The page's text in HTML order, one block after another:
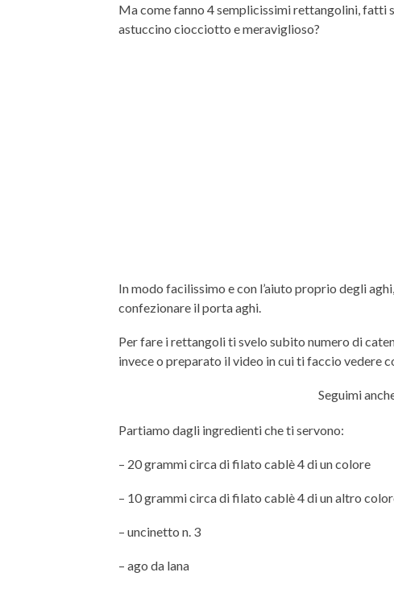
Ma come fanno 4 semplicissimi rettangolini, fatti
astuccino ciocciotto e meraviglioso?
In modo facilissimo e con l’aiuto proprio degli
confezionare il porta aghi.
Per fare i rettangoli ti svelo subito numero di
invece o preparato il video in cui ti faccio vedere
Seguimi
Partiamo dagli ingredienti che ti servono:
– 20 grammi circa di filato cablè 4 di un colore
– 10 grammi circa di filato cablè 4 di un altro
– uncinetto n. 3
– ago da lana